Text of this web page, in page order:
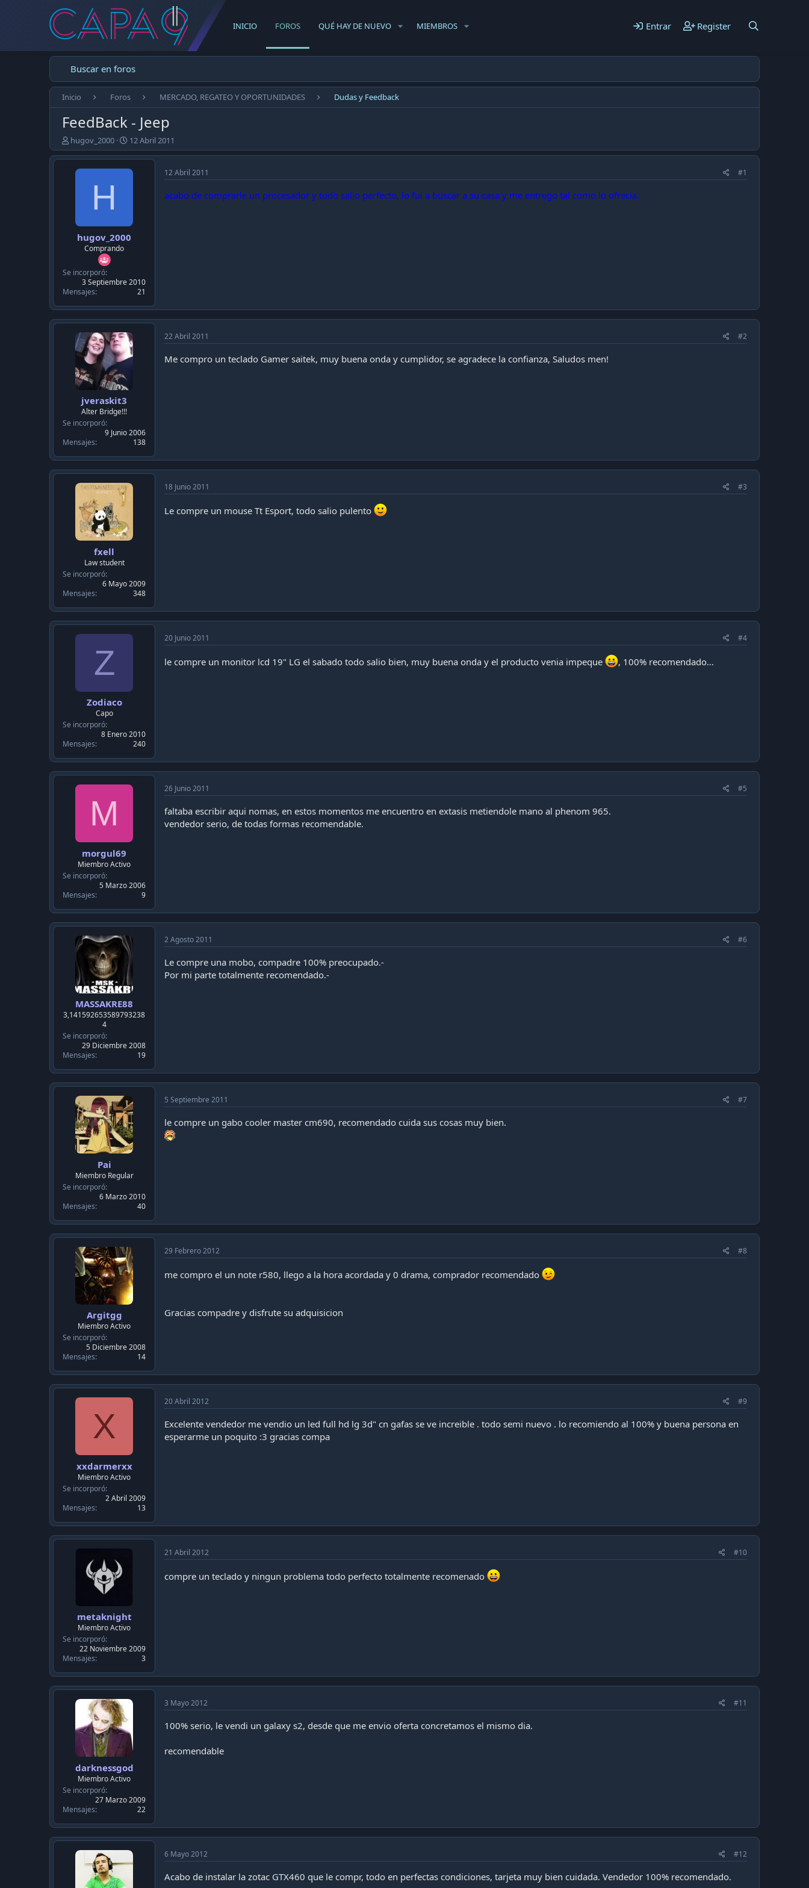
INICIO FOROS QUÉ HAY DE NUEVO MIEMBROS Entrar Register
Buscar en foros
Inicio Foros MERCADO, REGATEO Y OPORTUNIDADES Dudas y Feedback
FeedBack - Jeep
E
m
p
hugov_2000
F
e
c
h
u
b
a
ó
n
12 Abril 2011
H
hugov_2000
Comprando
Se incorporó
3 Septiembre 2010
Mensajes
21
12 Abril 2011 #1
acabo de comprarle un procesador y todo salio perfecto, lo fui a buscar a su casa y me entrego tal como lo ofrecia.
jveraskit3
Alter Bridge!!!
Se incorporó
9 Junio 2006
Mensajes
138
22 Abril 2011 #2
Me compro un teclado Gamer saitek, muy buena onda y cumplidor, se agradece la confianza, Saludos men!
fxell
Law student
Se incorporó
6 Mayo 2009
Mensajes
348
18 Junio 2011 #3
Le compre un mouse Tt Esport, todo salio pulento
Z
Zodiaco
Capo
Se incorporó
8 Enero 2010
Mensajes
240
20 Junio 2011 #4
le compre un monitor lcd 19" LG el sabado todo salio bien, muy buena onda y el producto venia impeque , 100% recomendado...
M
morgul69
Miembro Activo
Se incorporó
5 Marzo 2006
Mensajes
9
26 Junio 2011 #5
faltaba escribir aqui nomas, en estos momentos me encuentro en extasis metiendole mano al phenom 965.
vendedor serio, de todas formas recomendable.
MASSAKRE88
3,141592653589793238
4
Se incorporó
29 Diciembre 2008
Mensajes
19
2 Agosto 2011 #6
Le compre una mobo, compadre 100% preocupado.-
Por mi parte totalmente recomendado.-
Pai
Miembro Regular
Se incorporó
6 Marzo 2010
Mensajes
40
5 Septiembre 2011 #7
le compre un gabo cooler master cm690, recomendado cuida sus cosas muy bien.
Argitgg
Miembro Activo
Se incorporó
5 Diciembre 2008
Mensajes
14
29 Febrero 2012 #8
me compro el un note r580, llego a la hora acordada y 0 drama, comprador recomendado
Gracias compadre y disfrute su adquisicion
X
xxdarmerxx
Miembro Activo
Se incorporó
2 Abril 2009
Mensajes
13
20 Abril 2012 #9
Excelente vendedor me vendio un led full hd lg 3d" cn gafas se ve increible . todo semi nuevo . lo recomiendo al 100% y buena persona en
esperarme un poquito :3 gracias compa
metaknight
Miembro Activo
Se incorporó
22 Noviembre 2009
Mensajes
3
21 Abril 2012 #10
compre un teclado y ningun problema todo perfecto totalmente recomenado
darknessgod
Miembro Activo
Se incorporó
27 Marzo 2009
Mensajes
22
3 Mayo 2012 #11
100% serio, le vendi un galaxy s2, desde que me envio oferta concretamos el mismo dia.
recomendable
6 Mayo 2012 #12
Acabo de instalar la zotac GTX460 que le compr, todo en perfectas condiciones, tarjeta muy bien cuidada. Vendedor 100% recomendado.